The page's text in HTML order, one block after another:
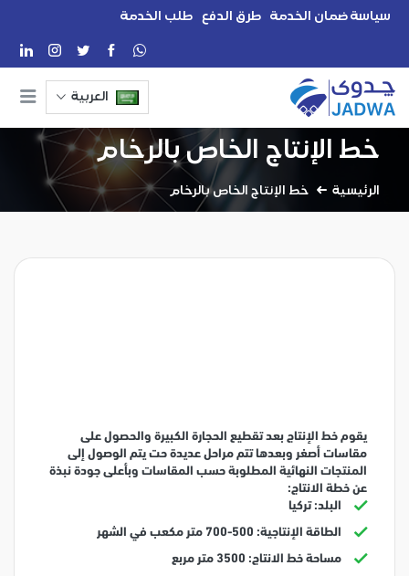
سياسة ضمان الخدمة طرق الدفع طلب الخدمة
العربية
خط الإنتاج الخاص بالرخام
الرئيسية خط الإنتاج الخاص بالرخام
يقوم خط الإنتاج بعد تقطيع الحجارة الكبيرة والحصول على
مقاسات أصغر وبعدها تتم مراحل عديدة حت يتم الوصول إلى
المنتجات النهائية المطلوبة حسب المقاسات وبأعلى جودة نبذة
عن خطة الانتاج:
البلد: تركيا
الطاقة الإنتاجية: 500-700 متر مكعب في الشهر
مساحة خط الانتاج: 3500 متر مربع